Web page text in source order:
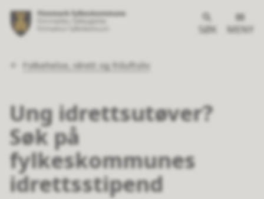
SØK MENY
Du
Folkehelse, idrett og friluftsliv
Ung idrettsutøver?
Søk på
fylkeskommunes
idrettsstipend